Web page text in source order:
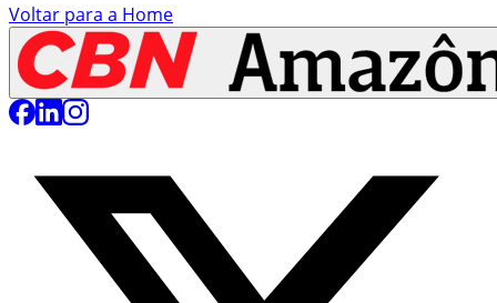
Voltar para a Home